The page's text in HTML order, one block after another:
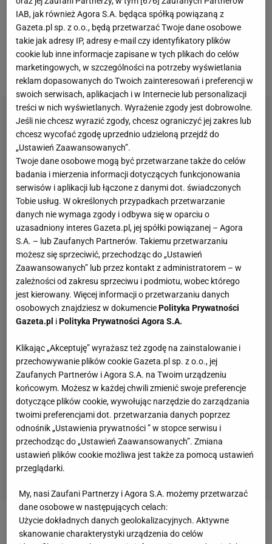
dolały zdjęcia piłkarza z Ibizy. W czasie gdy jego
koledzy szykują się do meczów Polski, w tym
arcyważnego z Finlandią, który zagrają na wyjeździe,
ich kapitan bawi się w najlepsze na Ibizie.
Zobacz wideoKędzierski i Żelazny po latach
IAB, jak również Agora S.A. będąca spółką powiązaną z
Gazeta.pl sp. z o.o., będą przetwarzać Twoje dane osobowe
takie jak adresy IP, adresy e-mail czy identyfikatory plików
cookie lub inne informacje zapisane w tych plikach do celów
marketingowych, w szczególności na potrzeby wyświetlania
reklam dopasowanych do Twoich zainteresowań i preferencji w
swoich serwisach, aplikacjach i w Internecie lub personalizacji
treści w nich wyświetlanych. Wyrażenie zgody jest dobrowolne.
Jeśli nie chcesz wyrazić zgody, chcesz ograniczyć jej zakres lub
chcesz wycofać zgodę uprzednio udzieloną przejdź do
„Ustawień Zaawansowanych”.
Twoje dane osobowe mogą być przetwarzane także do celów
badania i mierzenia informacji dotyczących funkcjonowania
serwisów i aplikacji lub łączone z danymi dot. świadczonych
Tobie usług. W określonych przypadkach przetwarzanie
danych nie wymaga zgody i odbywa się w oparciu o
uzasadniony interes Gazeta.pl, jej spółki powiązanej – Agora
S.A. – lub Zaufanych Partnerów. Takiemu przetwarzaniu
możesz się sprzeciwić, przechodząc do „Ustawień
Zaawansowanych” lub przez kontakt z administratorem – w
zależności od zakresu sprzeciwu i podmiotu, wobec którego
jest kierowany. Więcej informacji o przetwarzaniu danych
osobowych znajdziesz w dokumenciePolityka Prywatności
Gazeta.pl iPolityka Prywatności Agora S.A.
Klikając „Akceptuję” wyrażasz też zgodę na zainstalowanie i
przechowywanie plików cookie Gazeta.pl sp. z o.o., jej
Zaufanych Partnerów i Agora S.A. na Twoim urządzeniu
końcowym. Możesz w każdej chwili zmienić swoje preferencje
dotyczące plików cookie, wywołując narzędzie do zarządzania
twoimi preferencjami dot. przetwarzania danych poprzez
odnośnik „Ustawienia prywatności ” w stopce serwisu i
przechodząc do „Ustawień Zaawansowanych”. Zmiana
ustawień plików cookie możliwa jest także za pomocą ustawień
przeglądarki.
My, nasi Zaufani Partnerzy i Agora S.A. możemy przetwarzać
dane osobowe w następujących celach:
Użycie dokładnych danych geolokalizacyjnych. Aktywne
skanowanie charakterystyki urządzenia do celów